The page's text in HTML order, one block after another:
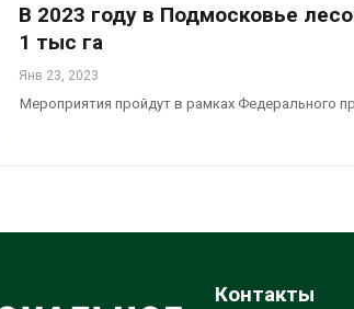
В 2023 году в Подмосковье
1 тыс га
Янв 23, 2023
Мероприятия пройдут в рамках Федерального
Контакты